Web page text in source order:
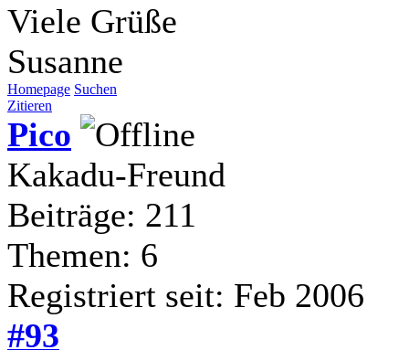
Viele Grüße
Susanne
Homepage Suchen
Zitieren
Pico
Kakadu-Freund
Beiträge: 211
Themen: 6
Registriert seit: Feb 2006
#93